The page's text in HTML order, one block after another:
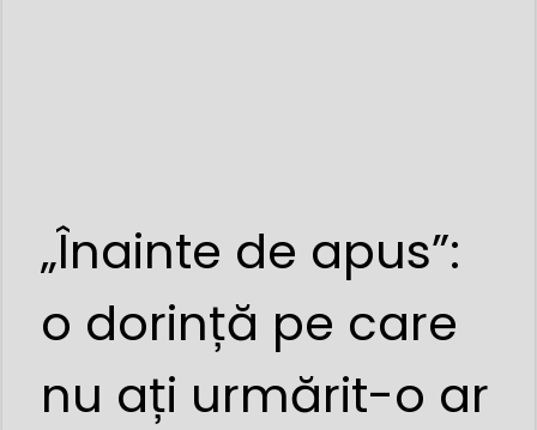
„Înainte de apus”:
o dorință pe care
nu ați urmărit-o ar